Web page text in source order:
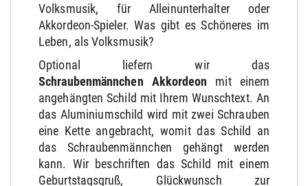
Volksmusik, für Alleinunterhalter oder
Akkordeon-Spieler. Was gibt es Schöneres im
Leben, als Volksmusik?
Optional liefern wir das
Schraubenmännchen Akkordeon mit einem
angehängten Schild mit Ihrem Wunschtext. An
das Aluminiumschild wird mit zwei Schrauben
eine Kette angebracht, womit das Schild an
das Schraubenmännchen gehängt werden
kann. Wir beschriften das Schild mit einem
Geburtstagsgruß, Glückwunsch zur